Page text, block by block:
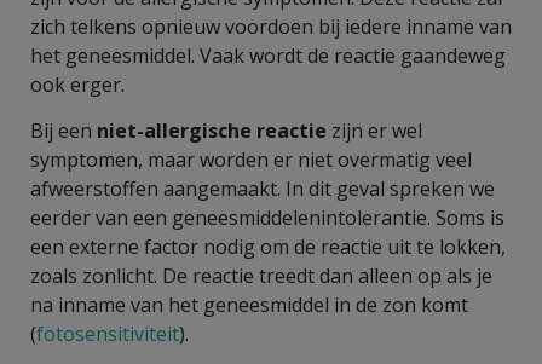
zich telkens opnieuw voordoen bij iedere inname van
het geneesmiddel. Vaak wordt de reactie gaandeweg
ook erger.
Bij een niet-allergische reactie zijn er wel
symptomen, maar worden er niet overmatig veel
afweerstoffen aangemaakt. In dit geval spreken we
eerder van een geneesmiddelenintolerantie. Soms is
een externe factor nodig om de reactie uit te lokken,
zoals zonlicht. De reactie treedt dan alleen op als je
na inname van het geneesmiddel in de zon komt
(fotosensitiviteit).